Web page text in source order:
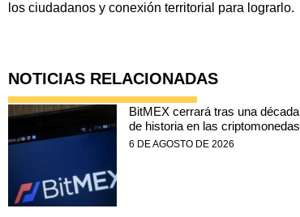
los ciudadanos y conexión territorial para lograrlo.
NOTICIAS RELACIONADAS
BitMEX cerrará tras una década
de historia en las criptomonedas
6 DE AGOSTO DE 2026